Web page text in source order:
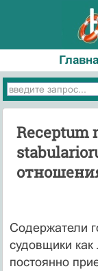
Receptum
Содержатели
судовщики
постоянно